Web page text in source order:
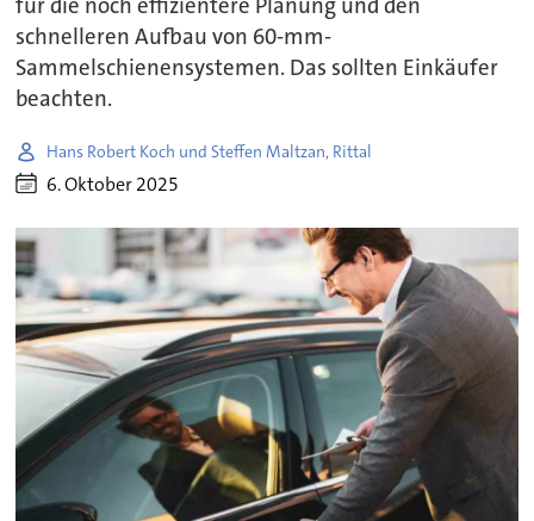
für die noch effizientere Planung und den
schnelleren Aufbau von 60-mm-
Sammelschienensystemen. Das sollten Einkäufer
beachten.
Hans Robert Koch und Steffen Maltzan, Rittal
6. Oktober 2025